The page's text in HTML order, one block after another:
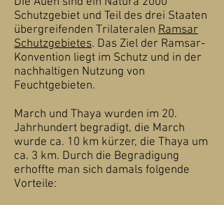
Schutzgebiet und Teil des drei Staaten
übergreifenden Trilateralen Ramsar
Schutzgebietes. Das Ziel der Ramsar-
Konvention liegt im Schutz und in der
nachhaltigen Nutzung von
Feuchtgebieten.
March und Thaya wurden im 20.
Jahrhundert begradigt, die March
wurde ca. 10 km kürzer, die Thaya um
ca. 3 km. Durch die Begradigung
erhoffte man sich damals folgende
Vorteile: